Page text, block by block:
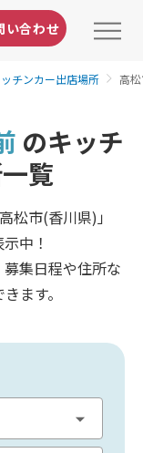
い合わせ
チンカー出店場所 高
のキッチ
覧
松市(香川県)」
中！
集日程や住所な
ます。